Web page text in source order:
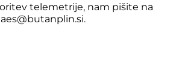
telemetrije, nam pišite na